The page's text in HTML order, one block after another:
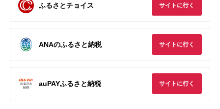
ふるさとチョイス サイトに行く
ANAのふるさと納税 サイトに行く
auPAYふるさと納税 サイトに行く